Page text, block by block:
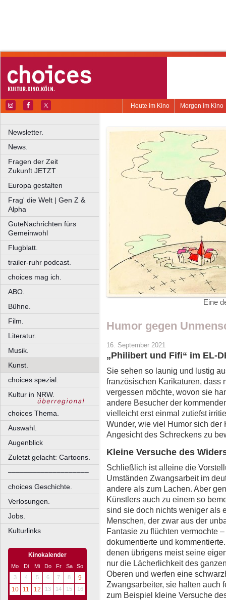
Morgen im Kino
Heute im Kino
Newsletter.
News.
Fragen der Zeit
Zukunft JETZT
Europa gestalten
Frag' die Welt | Gen Z &
Alpha
GuteNachrichten fürs
Gemeinwohl
Flugblatt.
trailer-ruhr podcast.
choices mag ich.
ABO.
Bühne.
Film.
Literatur.
Musik.
Kunst.
choices spezial.
Kultur in NRW.
choices Thema.
Auswahl.
Augenblick
Zuletzt gelacht: Cartoons.
––––––––––––––––––––
choices Geschichte.
Verlosungen.
Jobs.
Kulturlinks
Kinokalender
Mo Di Mi Do Fr Sa
So
3
4 5 6 7 8
9
10
11 12 13 14 15 16
Eine
Humor gegen
16. September 2021
„Philibert und Fifi“ im EL-
Sie sehen so launig und lustig
französischen Karikaturen, dass
vergessen möchte, wovon sie
andere Besucher der
vielleicht erst einmal zutiefst
Wunder, wie viel Humor sich
Angesicht des Schreckens zu
Kleine Versuche des
Schließlich ist alleine die
Umständen Zwangsarbeit im
andere als zum Lachen. Aber
Künstlers auch zu einem so
sind sie doch nichts weniger als
Menschen, der zwar aus der
Fantasie zu flüchten vermochte
dokumentierte und
denen übrigens meist seine
nur die Lächerlichkeit des
Oberen und werfen eine
Zwangsarbeiter, sie halten auch
zum Beispiel kleine Versuche